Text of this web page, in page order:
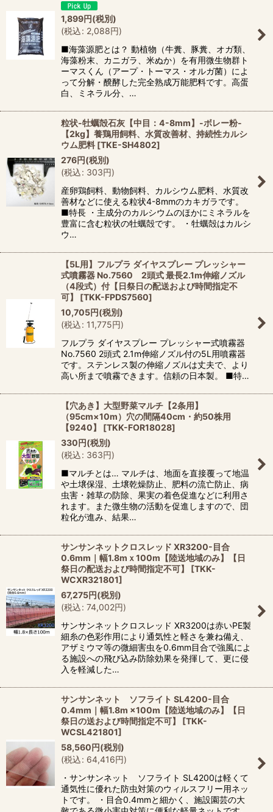
1,899円(税別)
(税込: 2,088円)
■海藻源肥とは？ 動植物（牛糞、豚糞、オガ類、
海藻粉末、カニガラ、米ぬか）を有用微生物群ト
ーマスくん（アープ・トーマス・オルガ菌）によ
って分解・醗酵した完全熟成万能肥料です。高蛋
白、ミネラル分、…
粒状-牡蠣殻石灰【中目：4-8mm】-ボレー粉-
【2kg】養鶏用飼料、水質改善材、持続性カルシ
ウム肥料 [TKE-SH4802]
276円(税別)
(税込: 303円)
産卵鶏飼料、動物飼料、カルシウム肥料、水質改
善材などに使える粒状4-8mmのカキガラです。
■特長 ・主成分のカルシウムのほかにミネラルを
豊富に含む粒状の牡蠣殻です。 ・牡蠣殻はカルシ
ウ…
【5L用】フルプラ ダイヤスプレー プレッシャー
式噴霧器 No.7560 2頭式 最長2.1m伸縮ノズル
（4段式）付【日祭日の配送および時間指定不
可】
[TKK-FPDS7560]
10,705円(税別)
(税込: 11,775円)
フルプラ ダイヤスプレー プレッシャー式噴霧器
No.7560 2頭式 2.1m伸縮ノズル付の5L用噴霧器
です。ステンレス製の伸縮ノズルは丈夫で、より
高い所まで噴霧できます。信頼の日本製。 ■特…
【穴あき】大型野菜マルチ【2条用】
（95cm×10m）穴の間隔40cm・約50株用
【9240】
[TKK-FOR18028]
330円(税別)
(税込: 363円)
■マルチとは… マルチは、地面を直接覆って地温
や土壌保湿、土壌乾燥防止、肥料の流亡防止、病
虫害・雑草の防除、果実の着色促進などに利用さ
れます。また微生物の活動を促進しますので、団
粒化が進み、結果…
サンサンネットクロスレッド XR3200-目合
0.6mm｜幅1.8mｘ100m【陸送地域のみ】【日
祭日の配送および時間指定不可】
[TKK-
WCXR321801]
67,275円(税別)
(税込: 74,002円)
サンサンネットクロスレッド XR3200は赤いPE製
細糸の色彩作用により通気性と軽さを兼ね備え、
アザミウマ等の微細害虫を0.6mm目合で強風によ
る施設への飛び込み防除効果を発揮して、更に侵
入を軽減した…
サンサンネット ソフライト SL4200-目合
0.4mm｜幅1.8m ×100m【陸送地域のみ】【日
祭日の送および時間指定不可】
[TKK-
WCSL421801]
58,560円(税別)
(税込: 64,416円)
・サンサンネット ソフライト SL4200は軽くて
通気性に優れた防虫対策のウィルスフリー用ネッ
トです。 ・目合0.4mmと細かく、施設園芸の大